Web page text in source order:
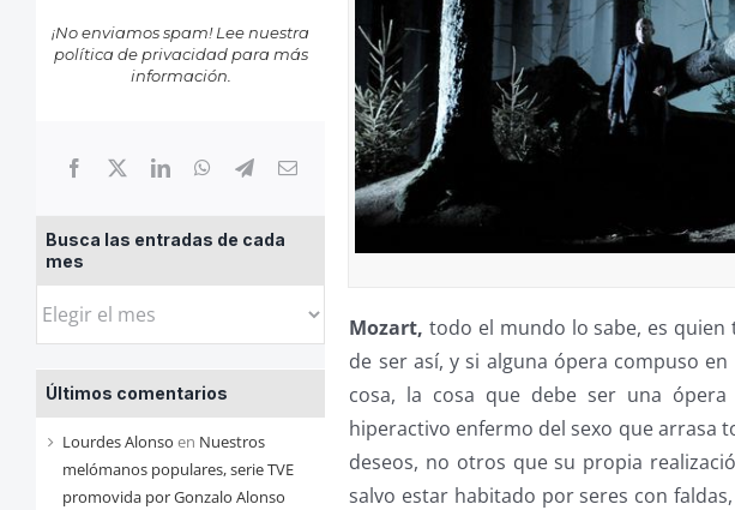
¡No enviamos spam! Lee nuestra
política de privacidadpara más
información.
Busca las entradas de cada
mes
Busca
entradas
de
cada
mes
Últimos comentarios
Lourdes Alonso en Nuestros
melómanos populares, serie TVE
promovida por Gonzalo Alonso
Mozart, todo el mundo lo sabe, es
de ser así, y si alguna ópera compuso
cosa, la cosa que debe ser una
hiperactivo enfermo del sexo que arrasa
deseos, no otros que su propia
salvo estar habitado por seres con